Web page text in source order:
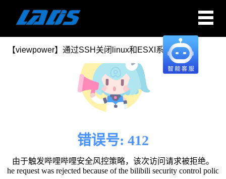
【viewpower】通过SSH关闭linux和ESXI系统